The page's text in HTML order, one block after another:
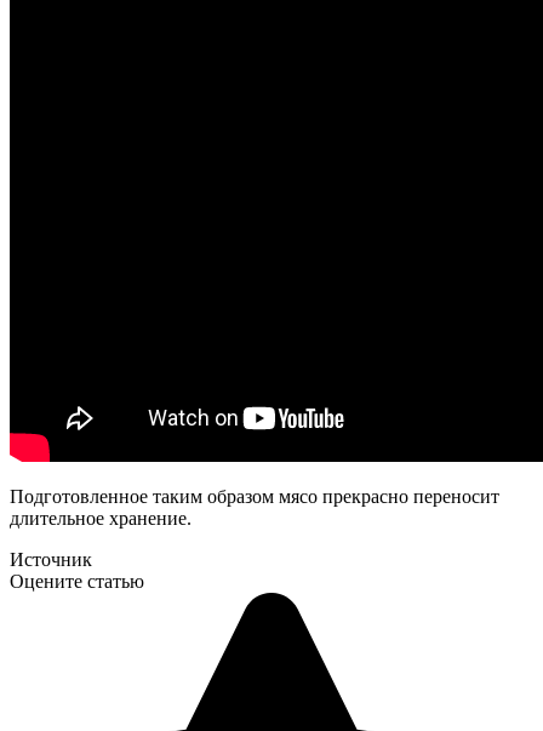
Подготовленное таким образом мясо прекрасно переносит
длительное хранение.
Источник
Оцените статью